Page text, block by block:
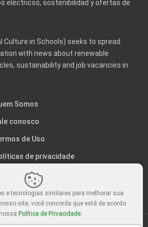
eléctricos, sostenibilidad y ofertas de
Culture in Schools) seeks to spread
with news about renewable
sustainability and job vacancies in
Somos
conosco
de Uso
de privacidade
e tecnologias similares para melhorar sua
site, você concorda que está de acordo
Política de Privacidade.